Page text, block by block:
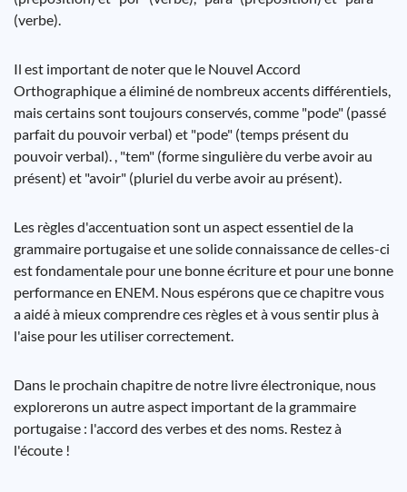
(verbe).
Il est important de noter que le Nouvel Accord
Orthographique a éliminé de nombreux accents différentiels,
mais certains sont toujours conservés, comme "pode" (passé
parfait du pouvoir verbal) et "pode" (temps présent du
pouvoir verbal). , "tem" (forme singulière du verbe avoir au
présent) et "avoir" (pluriel du verbe avoir au présent).
Les règles d'accentuation sont un aspect essentiel de la
grammaire portugaise et une solide connaissance de celles-ci
est fondamentale pour une bonne écriture et pour une bonne
performance en ENEM. Nous espérons que ce chapitre vous
a aidé à mieux comprendre ces règles et à vous sentir plus à
l'aise pour les utiliser correctement.
Dans le prochain chapitre de notre livre électronique, nous
explorerons un autre aspect important de la grammaire
portugaise : l'accord des verbes et des noms. Restez à
l'écoute !